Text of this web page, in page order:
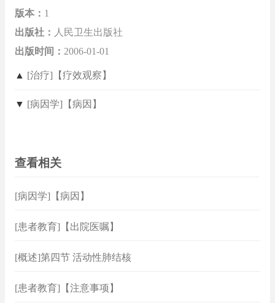
版本： 1
出版社： 人民卫生出版社
出版时间： 2006-01-01
▲ [治疗]【疗效观察】
▼ [病因学]【病因】
查看相关
[病因学]【病因】
[患者教育]【出院医嘱】
[概述]第四节 活动性肺结核
[患者教育]【注意事项】